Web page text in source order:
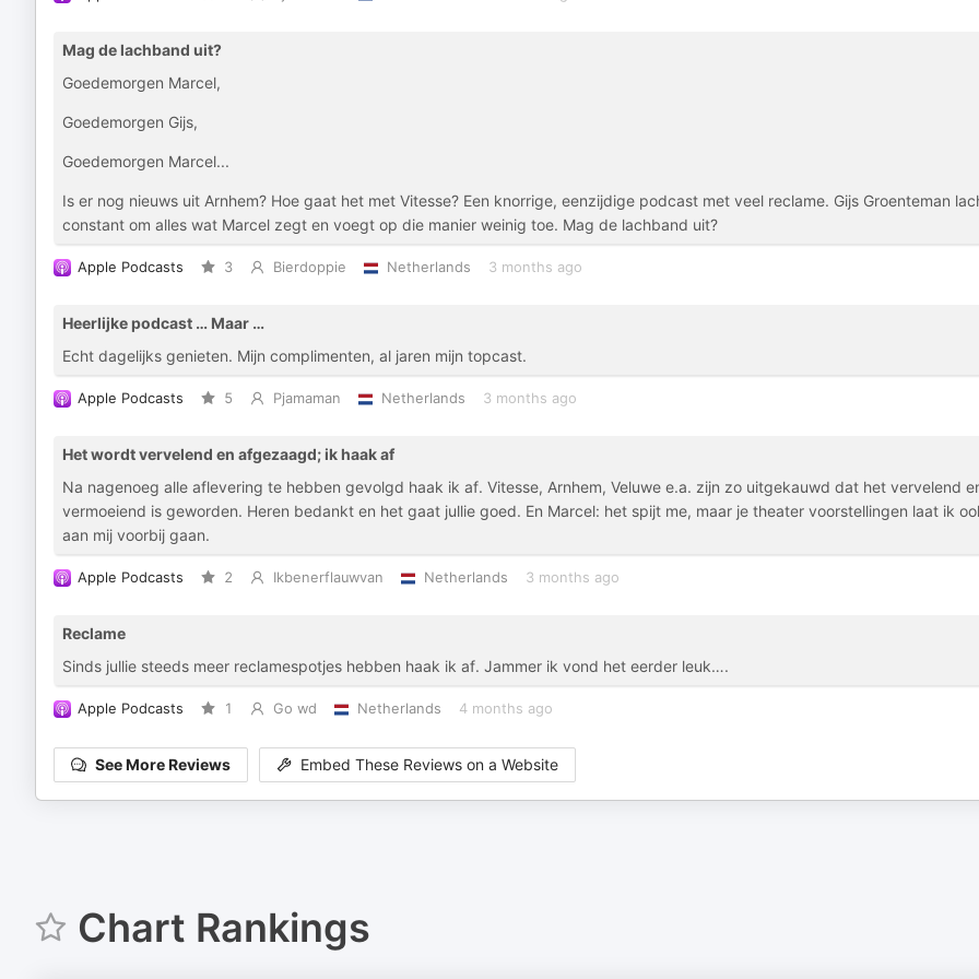
Mag de lachband uit?
Goedemorgen Marcel,
Goedemorgen Gijs,
Goedemorgen Marcel...
Is er nog nieuws uit Arnhem? Hoe gaat het met Vitesse? Een knorrige, eenzijdige podcast met veel reclame. Gijs Groenteman
constant om alles wat Marcel zegt en voegt op die manier weinig toe. Mag de lachband uit?
Apple Podcasts 3 Bierdoppie Netherlands 3 months ago
Heerlijke podcast … Maar …
Echt dagelijks genieten. Mijn complimenten, al jaren mijn topcast.
Apple Podcasts 5 Pjamaman Netherlands 3 months ago
Het wordt vervelend en afgezaagd; ik haak af
Na nagenoeg alle aflevering te hebben gevolgd haak ik af. Vitesse, Arnhem, Veluwe e.a. zijn zo uitgekauwd dat het vervelend
vermoeiend is geworden. Heren bedankt en het gaat jullie goed. En Marcel: het spijt me, maar je theater voorstellingen laat ik
aan mij voorbij gaan.
Apple Podcasts 2 Ikbenerflauwvan Netherlands 3 months ago
Reclame
Sinds jullie steeds meer reclamespotjes hebben haak ik af. Jammer ik vond het eerder leuk….
Apple Podcasts 1 Go wd Netherlands 4 months ago
See More Reviews Embed These Reviews on a Website
Chart Rankings